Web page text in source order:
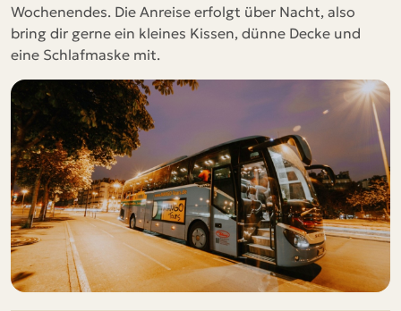
Wochenendes. Die Anreise erfolgt über Nacht, also
bring dir gerne ein kleines Kissen, dünne Decke und
eine Schlafmaske mit.